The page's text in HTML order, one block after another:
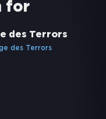
for
des Terrors